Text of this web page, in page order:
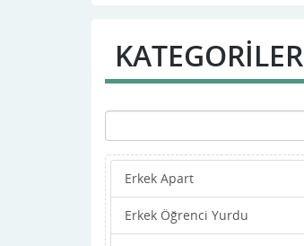
Evciler
Hocalar
ihsaniye
iscehisar
Kızılören
KATEGORİLER
Erkek Apart
Erkek Öğrenci Yurdu